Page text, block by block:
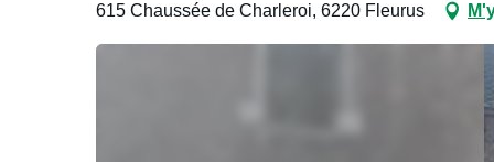
Documentation
Le
615 Chaussée de Charleroi, 6220 Fleurus